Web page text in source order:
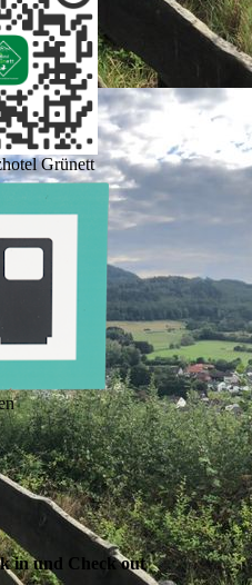
Grünett
in und Check out